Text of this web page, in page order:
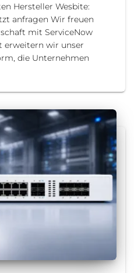
Hersteller Wesbite:
anfragen Wir freuen
mit ServiceNow
erweitern wir unser
die Unternehmen